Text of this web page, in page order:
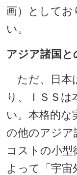
画）としてお
い。
アジア諸国と
ただ、日本
り、ＩＳＳは
い。本格的な
の他のアジア
コストの小型
よって「宇宙